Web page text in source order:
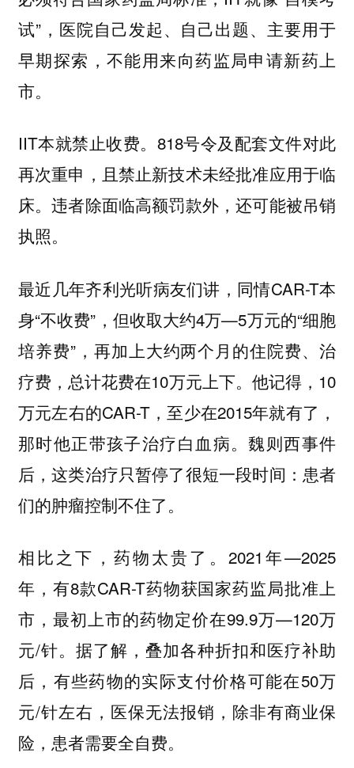
试”，医院自己发起、自己出题、主要用于
早期探索，不能用来向药监局申请新药上
市。
IIT本就禁止收费。818号令及配套文件对此
再次重申，且禁止新技术未经批准应用于临
床。违者除面临高额罚款外，还可能被吊销
执照。
最近几年齐利光听病友们讲，同情CAR-T本
身“不收费”，但收取大约4万—5万元的“细胞
培养费”，再加上大约两个月的住院费、治
疗费，总计花费在10万元上下。他记得，10
万元左右的CAR-T，至少在2015年就有了，
那时他正带孩子治疗白血病。魏则西事件
后，这类治疗只暂停了很短一段时间：患者
们的肿瘤控制不住了。
相比之下，药物太贵了。2021年—2025
年，有8款CAR-T药物获国家药监局批准上
市，最初上市的药物定价在99.9万—120万
元/针。据了解，叠加各种折扣和医疗补助
后，有些药物的实际支付价格可能在50万
元/针左右，医保无法报销，除非有商业保
险，患者需要全自费。